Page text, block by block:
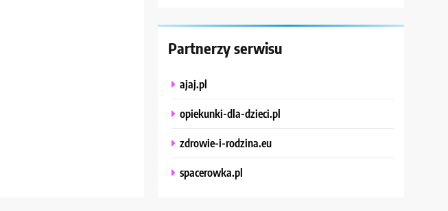
Partnerzy serwisu
ajaj.pl
opiekunki-dla-dzieci.pl
zdrowie-i-rodzina.eu
spacerowka.pl